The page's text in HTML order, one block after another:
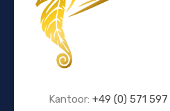
Kantoor: +49 (0) 571 597